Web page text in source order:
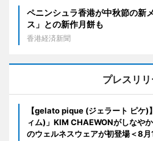
ペニンシュラ香港が中秋節の
ス」との新作月餅も
香港経済新聞
プレスリ
【gelato pique (ジェラート ピケ)
ィム)」KIM CHAEWONがしなや
のウェルネスウェアが初登場＜8